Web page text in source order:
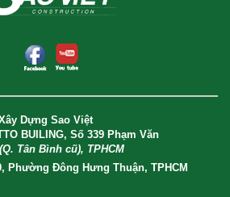
Dựng Sao Việt
BUILING, Số 339 Phạm Văn
Tân Bình cũ), TPHCM
Phường Đông Hưng Thuận, TPHCM